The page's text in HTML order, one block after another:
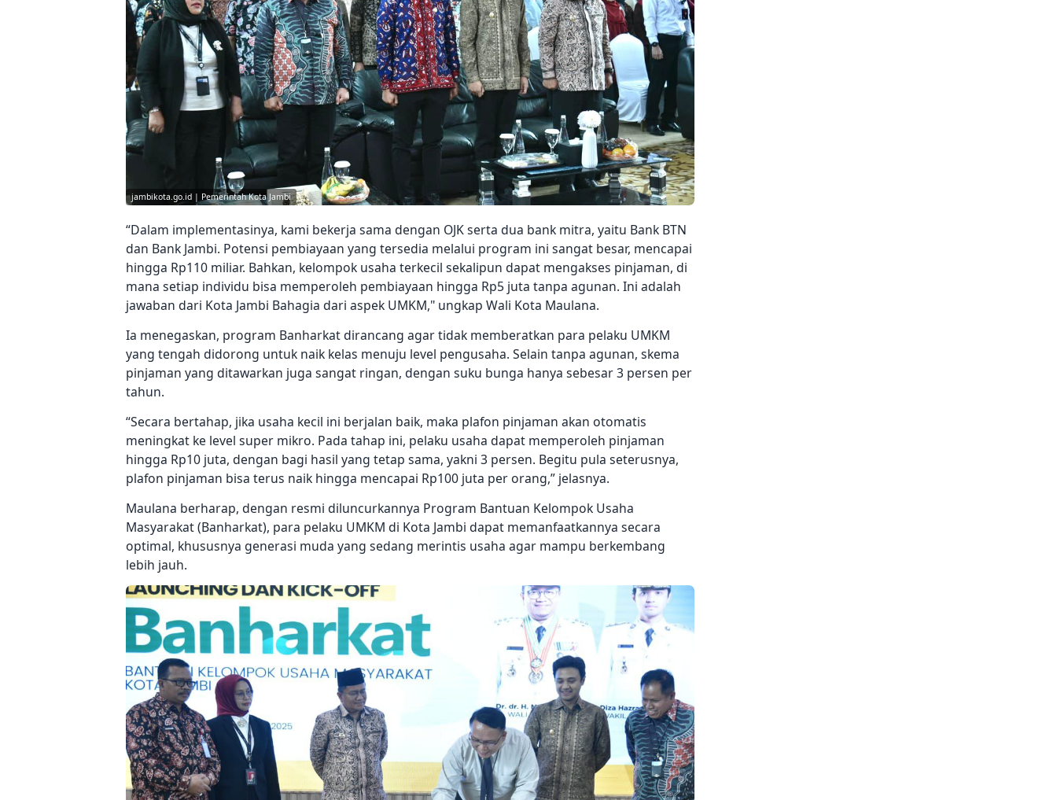
jambikota.go.id | Pemerintah Kota Jambi
“Dalam implementasinya, kami bekerja sama dengan OJK serta dua bank mitra, yaitu Bank BTN
dan Bank Jambi. Potensi pembiayaan yang tersedia melalui program ini sangat besar, mencapai
hingga Rp110 miliar. Bahkan, kelompok usaha terkecil sekalipun dapat mengakses pinjaman, di
mana setiap individu bisa memperoleh pembiayaan hingga Rp5 juta tanpa agunan. Ini adalah
jawaban dari Kota Jambi Bahagia dari aspek UMKM," ungkap Wali Kota Maulana.
Ia menegaskan, program Banharkat dirancang agar tidak memberatkan para pelaku UMKM
yang tengah didorong untuk naik kelas menuju level pengusaha. Selain tanpa agunan, skema
pinjaman yang ditawarkan juga sangat ringan, dengan suku bunga hanya sebesar 3 persen per
tahun.
“Secara bertahap, jika usaha kecil ini berjalan baik, maka plafon pinjaman akan otomatis
meningkat ke level super mikro. Pada tahap ini, pelaku usaha dapat memperoleh pinjaman
hingga Rp10 juta, dengan bagi hasil yang tetap sama, yakni 3 persen. Begitu pula seterusnya,
plafon pinjaman bisa terus naik hingga mencapai Rp100 juta per orang,” jelasnya.
Maulana berharap, dengan resmi diluncurkannya Program Bantuan Kelompok Usaha
Masyarakat (Banharkat), para pelaku UMKM di Kota Jambi dapat memanfaatkannya secara
optimal, khususnya generasi muda yang sedang merintis usaha agar mampu berkembang
lebih jauh.